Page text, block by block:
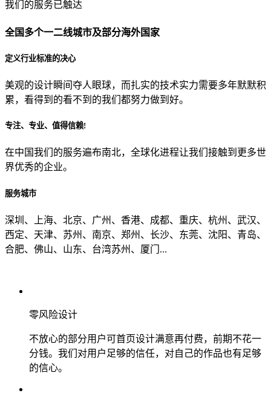
贵公司预算范围是？
贵公司的团队规模是？
目前主要的营销渠道是？
我们的服务已触达
全国多个一二线城市及部分海外国家
定义行业标准的决心
美观的设计瞬间夺人眼球，而扎实的技术实力需要多年默默积
累，看得到的看不到的我们都努力做到好。
专注、专业、值得信赖!
在中国我们的服务遍布南北，全球化进程让我们接触到更多世
界优秀的企业。
服务城市
深圳、上海、北京、广州、香港、成都、重庆、杭州、武汉、
西定、天津、苏州、南京、郑州、长沙、东莞、沈阳、青岛、
合肥、佛山、山东、台湾苏州、厦门...
零风险设计
不放心的部分用户可首页设计满意再付费，前期不花一
分钱。我们对用户足够的信任，对自己的作品也有足够
的信心。